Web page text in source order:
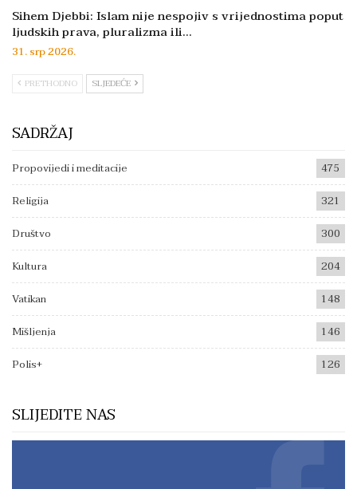
Sihem Djebbi: Islam nije nespojiv s vrijednostima poput
ljudskih prava, pluralizma ili…
31. srp 2026.
PRETHODNO SLJEDEĆE
SADRŽAJ
Propovijedi i meditacije
475
Religija
321
Društvo
300
Kultura
204
Vatikan
148
Mišljenja
146
Polis+
126
SLIJEDITE NAS